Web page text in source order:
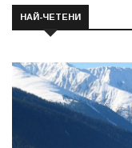
НАЙ-ЧЕТЕНИ